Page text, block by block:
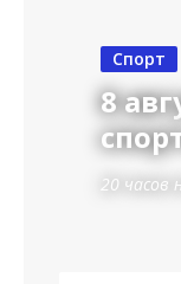
Спорт
8
20 часов